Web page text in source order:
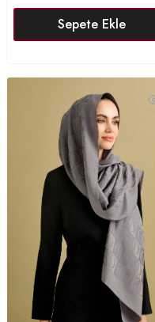
Sepete Ekle